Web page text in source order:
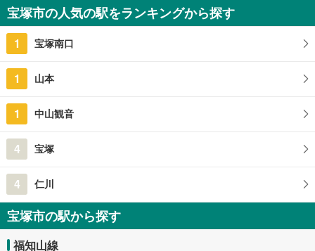
3,845万円
222.28m2（登記）
宝塚市の人気の駅をランキングから探す
1 宝塚南口
1 山本
1 中山観音
4 宝塚
4 仁川
宝塚市の駅から探す
福知山線